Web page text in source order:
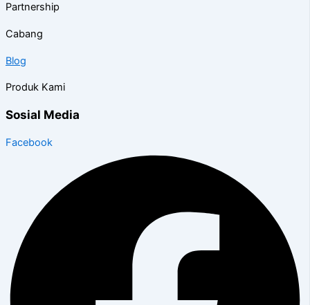
Partnership
Cabang
Blog
Produk Kami
Sosial Media
Facebook